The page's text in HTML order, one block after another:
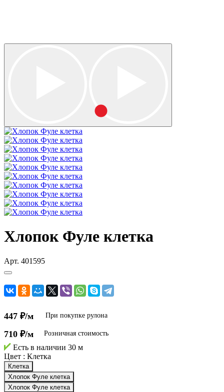
Хлопок Фуле клетка
Арт. 401595
447 ₽/м При покупке рулона
710 ₽/м Розничная стоимость
Есть в наличии 30 м
Цвет : Клетка
Клетка
Хлопок Фуле клетка
Хлопок Фуле клетка